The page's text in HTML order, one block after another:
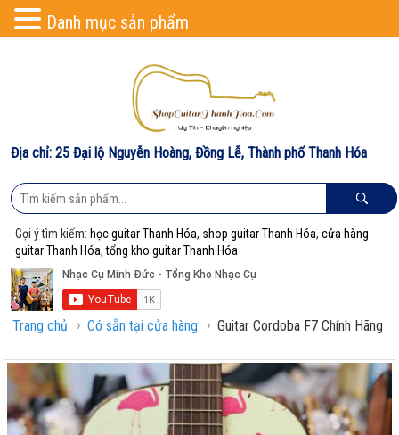
Địa chỉ: 25 Đại lộ Nguyễn Hoàng, Đồng Lễ, Thành phố Thanh Hóa
Gợi ý tìm kiếm: học guitar Thanh Hóa, shop guitar Thanh Hóa,cửa hàng
guitar Thanh Hóa,tổng kho guitar Thanh Hóa
Trang chủ › Có sẵn tại cửa hàng › Guitar Cordoba F7 Chính Hãng
Danh mục sản phẩm